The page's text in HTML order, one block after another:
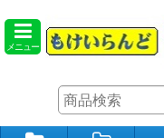
メニュー